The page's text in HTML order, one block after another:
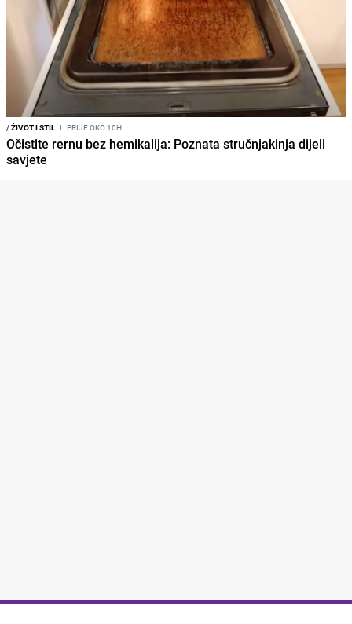
/ŽIVOT I STIL I PRIJE OKO 10H
Očistite rernu bez hemikalija: Poznata stručnjakinja dijeli
savjete